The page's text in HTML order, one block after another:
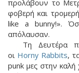
προλάβουν το
φοβερή και
like a bunny!».
απόλαυσαν.
Τη Δευτέρα
οι Horny Rabbits,
punk μες στην